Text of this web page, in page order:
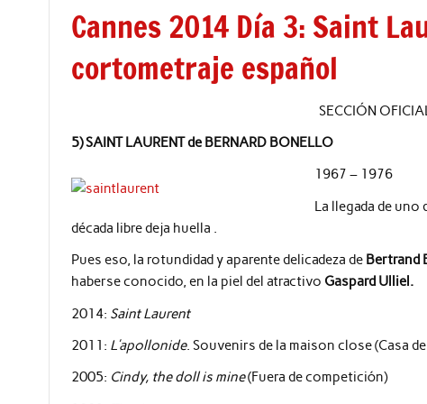
Cannes 2014 Día 3: Saint
cortometraje español
SECCIÓN
5) SAINT LAURENT de BERNARD BONELLO
1967 – 1976
La llegada de
década libre deja huella .
Pues eso, la rotundidad y aparente delicadeza de Bertrand
haberse conocido, en la piel del atractivo Gaspard Ulliel.
2014: Saint Laurent
2011: L’apollonide. Souvenirs de la maison close (Casa
2005: Cindy, the doll is mine(Fuera de competición)